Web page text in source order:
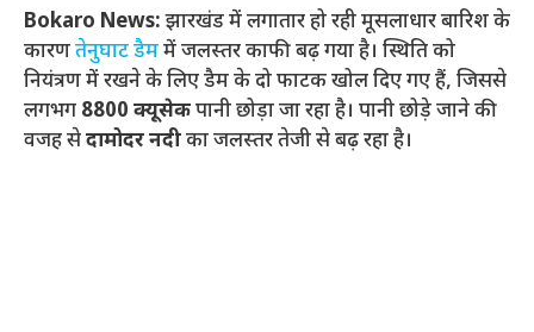
Bokaro News:झारखंड में लगातार हो रही मूसलाधार बारिश के
कारणतेनुघाट डैममें जलस्तर काफी बढ़ गया है। स्थिति को
नियंत्रण में रखने के लिए डैम के दो फाटक खोल दिए गए हैं, जिससे
लगभग 8800 क्यूसेकपानी छोड़ा जा रहा है। पानी छोड़े जाने की
वजह सेदामोदर नदीका जलस्तर तेजी से बढ़ रहा है।